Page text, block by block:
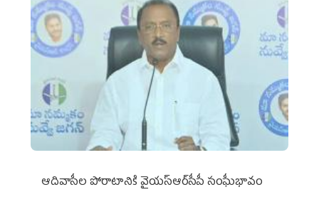
ఆదివాసీల పోరాటానికి వైయ‌స్ఆర్‌సీపీ సంఘీభావం